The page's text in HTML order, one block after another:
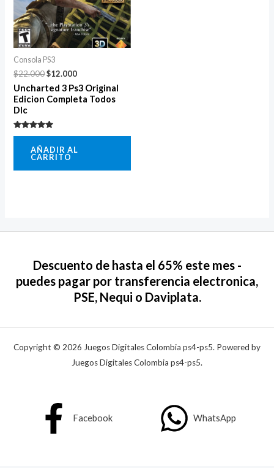
Consola PS3
$22.000$12.000
Uncharted 3 Ps3 Original
Edicion Completa Todos
Dlc
Valorado
AÑADIR AL
CARRITO
Descuento de hasta el 65% este mes -
puedes pagar por transferencia electronica,
PSE, Nequi o Daviplata.
Copyright © 2026 Juegos Digitales Colombia ps4-ps5. Powered by
Juegos Digitales Colombia ps4-ps5.
Facebook WhatsApp